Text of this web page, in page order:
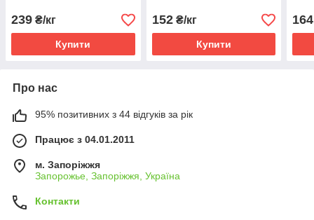
239 ₴/кг
Купити
152₴/кг
Купити
164
Про нас
95% позитивних з 44 відгуків за рік
Працює з 04.01.2011
м. Запоріжжя
Запорожье, Запоріжжя, Україна
Контакти